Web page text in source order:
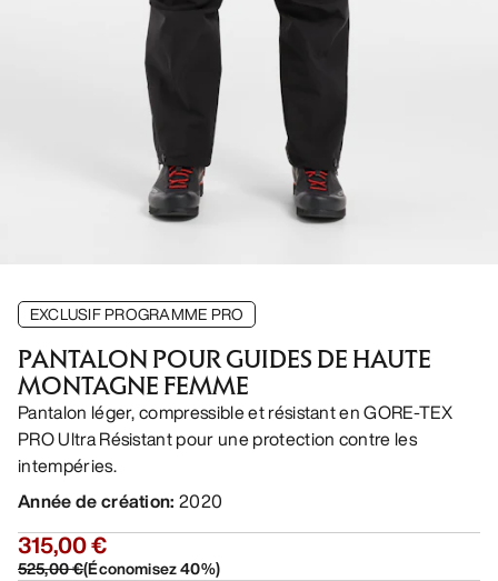
EXCLUSIF PROGRAMME PRO
PANTALON POUR GUIDES DE HAUTE
MONTAGNE FEMME
Pantalon léger, compressible et résistant en GORE-TEX
PRO Ultra Résistant pour une protection contre les
intempéries.
Année de création: 2020
315,00 €
525,00 €(Économisez40%)